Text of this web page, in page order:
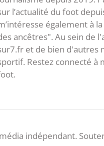
l’actualité du foot
également à
ancêtres". Au sein de
et de bien d'autres
Restez connecté à
indépendant.